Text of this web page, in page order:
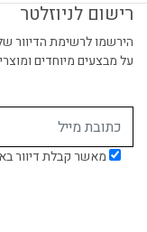
רישום לניוזלטר
הירשמו לרשימת הדיוור
על מבצעים מיוחדים
מאשר קבלת דיוור